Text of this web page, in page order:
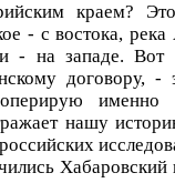
краем?
- с востока,
- на западе. Вот
договору, -
именно
нашу